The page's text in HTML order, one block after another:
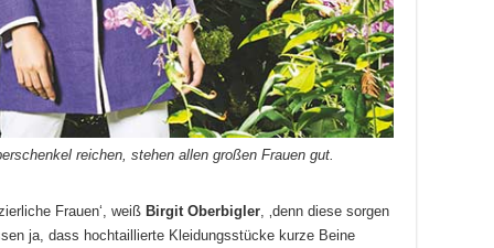
reichen, stehen allen großen Frauen gut.
Frauen‘, weiß Birgit Oberbigler, ‚denn diese sorgen
ja, dass hochtaillierte Kleidungsstücke kurze Beine